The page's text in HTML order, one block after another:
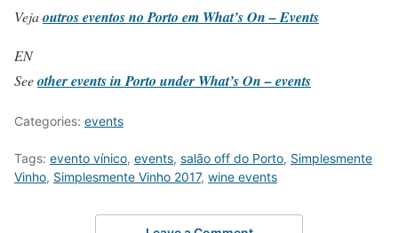
Vejaoutros eventos no Porto em What’s On – Events
EN
Seeother events in Porto under What’s On – events
Categories: events
Tags: evento vínico, events, salão off do Porto, Simplesmente
Vinho, Simplesmente Vinho 2017, wine events